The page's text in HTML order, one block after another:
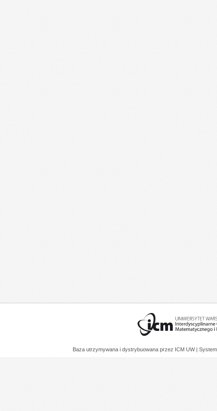
Baza utrzymywana i dystrybuowana przez ICM UW |